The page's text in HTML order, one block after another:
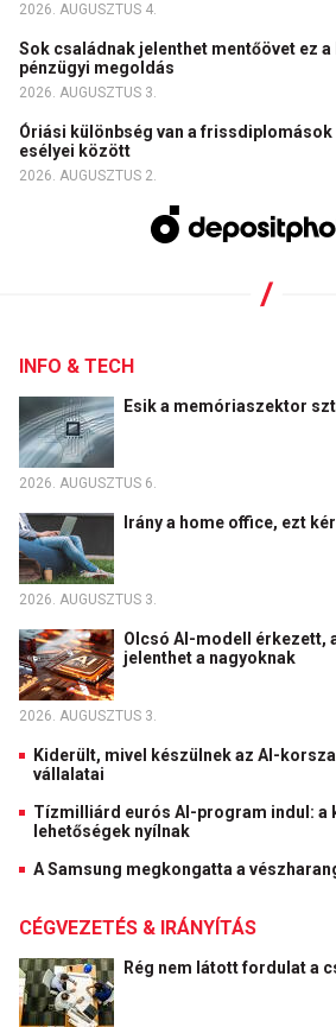
2026. AUGUSZTUS 4.
Sok családnak jelenthet mentőövet ez
pénzügyi megoldás
2026. AUGUSZTUS 3.
Óriási különbség van a
esélyei között
2026. AUGUSZTUS 2.
INFO & TECH
Esik a memóriaszektor
2026. AUGUSZTUS 6.
Irány a home office, ezt
2026. AUGUSZTUS 3.
Olcsó AI-modell érkezett,
jelenthet a nagyoknak
2026. AUGUSZTUS 3.
Kiderült, mivel készülnek az AI-
vállalatai
Tízmilliárd eurós AI-program indul: a
lehetőségek nyílnak
A Samsung megkongatta a
CÉGVEZETÉS & IRÁNYÍTÁS
Rég nem látott fordulat a